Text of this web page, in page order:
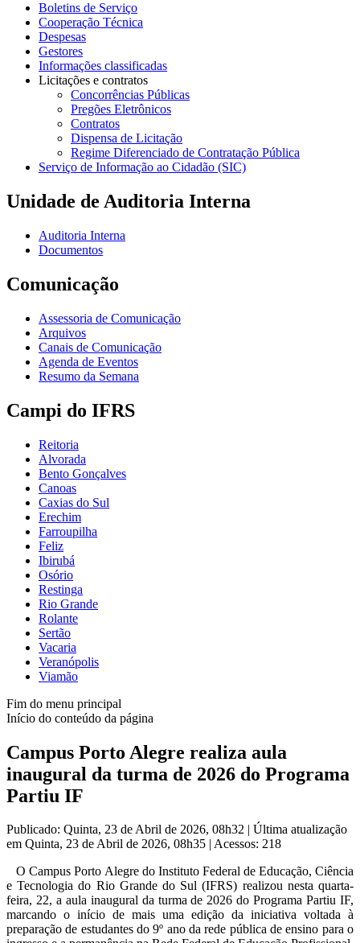
Boletins de Serviço
Cooperação Técnica
Despesas
Gestores
Informações classificadas
Licitações e contratos
Concorrências Públicas
Pregões Eletrônicos
Contratos
Dispensa de Licitação
Regime Diferenciado de Contratação Pública
Serviço de Informação ao Cidadão (SIC)
Unidade de Auditoria Interna
Auditoria Interna
Documentos
Comunicação
Assessoria de Comunicação
Arquivos
Canais de Comunicação
Agenda de Eventos
Resumo da Semana
Campi do IFRS
Reitoria
Alvorada
Bento Gonçalves
Canoas
Caxias do Sul
Erechim
Farroupilha
Feliz
Ibirubá
Osório
Restinga
Rio Grande
Rolante
Sertão
Vacaria
Veranópolis
Viamão
Fim do menu principal
Início do conteúdo da página
Campus Porto Alegre realiza aula
inaugural da turma de 2026 do Programa
Partiu IF
Publicado: Quinta, 23 de Abril de 2026, 08h32 | Última atualização
em Quinta, 23 de Abril de 2026, 08h35 | Acessos: 218
O Campus Porto Alegre do Instituto Federal de Educação, Ciência
e Tecnologia do Rio Grande do Sul (IFRS) realizou nesta quarta-
feira, 22, a aula inaugural da turma de 2026 do Programa Partiu IF,
marcando o início de mais uma edição da iniciativa voltada à
preparação de estudantes do 9º ano da rede pública de ensino para o